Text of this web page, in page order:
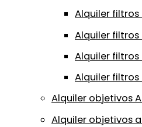
Alquiler filtros
Alquiler filtros
Alquiler filtros
Alquiler filtros
Alquiler objetivos
Alquiler objetivos